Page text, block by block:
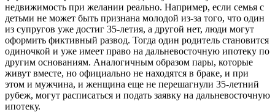
недвижимость при желании реально. Например, если семья с
детьми не может быть признана молодой из-за того, что один
из супругов уже достиг 35-летия, а другой нет, люди могут
оформить фиктивный развод. Тогда один родитель становится
одиночкой и уже имеет право на дальневосточную ипотеку по
другим основаниям. Аналогичным образом пары, которые
живут вместе, но официально не находятся в браке, и при
этом и мужчина, и женщина еще не перешагнули 35-летний
рубеж, могут расписаться и подать заявку на дальневосточную
ипотеку.